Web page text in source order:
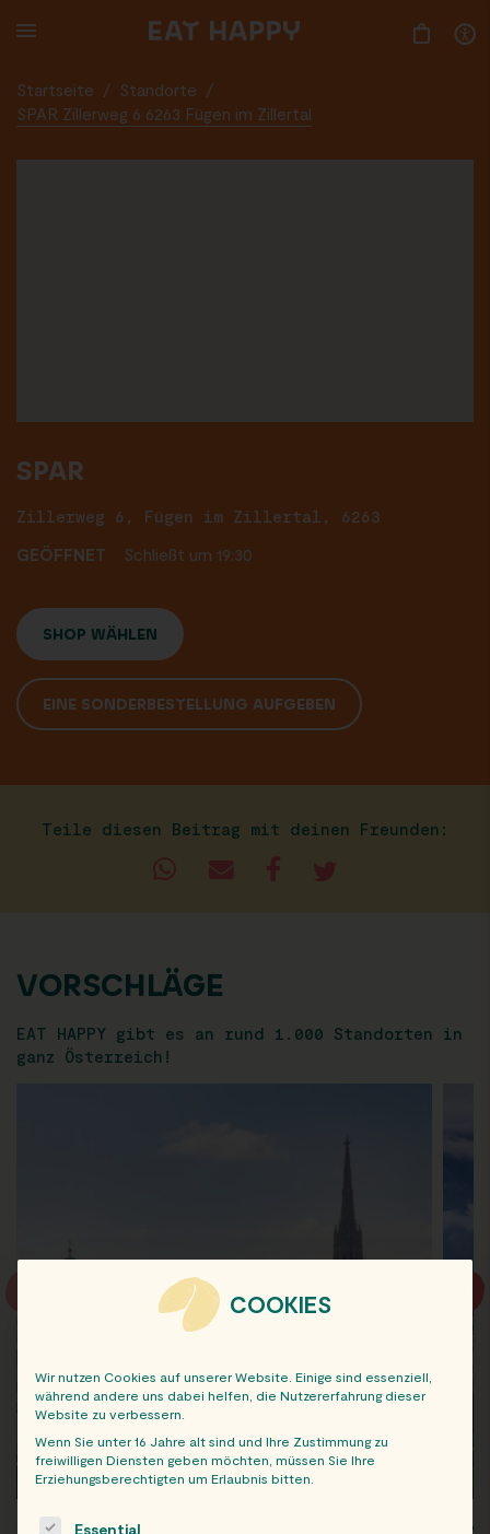
TO
Startseite / Standorte
/
SPAR Zillerweg 6 6263 Fügen im Zillertal
SPAR
Zillerweg 6, Fügen im Zillertal, 6263
GEÖFFNET
Schließt um 19:30
SHOP WÄHLEN
EINE SONDERBESTELLUNG AUFGEBEN
Teile diesen Beitrag mit deinen Freunden:
VORSCHLÄGE
EAT HAPPY gibt es an rund 1.000 Standorten in
ganz Österreich!
COOKIES
Wir nutzen Cookies auf unserer Website. Einige sind essenziell,
während andere uns dabei helfen, die Nutzererfahrung dieser
Website zu verbessern.
Wenn Sie unter 16 Jahre alt sind und Ihre Zustimmung zu
freiwilligen Diensten geben möchten, müssen Sie Ihre
Erziehungsberechtigten um Erlaubnis bitten.
The following is a list of service groups for which consent
Essential